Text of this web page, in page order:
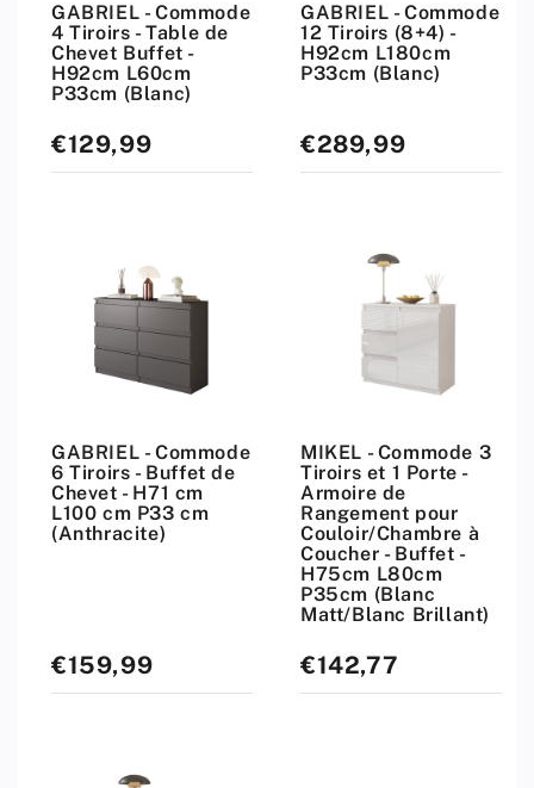
GABRIEL - Commode
4 Tiroirs - Table de
Chevet Buffet -
H92cm L60cm
P33cm (Blanc)
Prix
standard
€129,99
GABRIEL - Commode
12 Tiroirs (8+4) -
H92cm L180cm
P33cm (Blanc)
Prix
standard
€289,99
GABRIEL - Commode
6 Tiroirs - Buffet de
Chevet - H71 cm
L100 cm P33 cm
(Anthracite)
Prix
standard
€159,99
MIKEL - Commode 3
Tiroirs et 1 Porte -
Armoire de
Rangement pour
Couloir/Chambre à
Coucher - Buffet -
H75cm L80cm
P35cm (Blanc
Matt/Blanc Brillant)
Prix
standard
€142,77